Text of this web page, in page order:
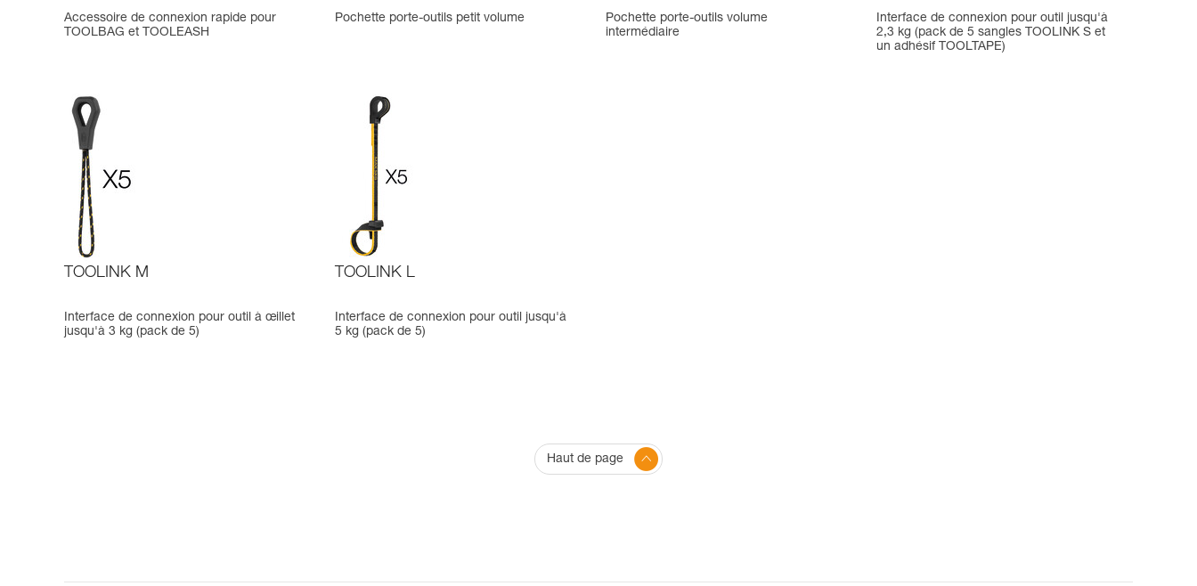
Accessoire de connexion rapide pour
TOOLBAG et TOOLEASH
Pochette porte-outils petit volume
Pochette porte-outils volume
intermédiaire
Interface de connexion pour outil jusqu'à
2,3 kg (pack de 5 sangles TOOLINK S et
un adhésif TOOLTAPE)
TOOLINK M
Interface de connexion pour outil à œillet
jusqu'à 3 kg (pack de 5)
TOOLINK L
Interface de connexion pour outil jusqu'à
5 kg (pack de 5)
Haut de page